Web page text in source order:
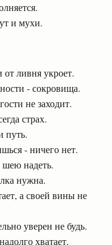
и мухи.
ливня укроет.
- сокровища.
не заходит.
страх.
путь.
- ничего нет.
шею надеть.
нужна.
а своей вины не
уверен не будь.
хватает.